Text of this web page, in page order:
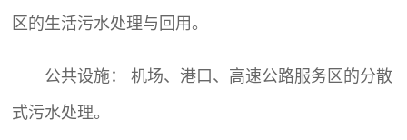
区的生活污水处理与回用。
公共设施： 机场、港口、高速公路服务区的分散
式污水处理。